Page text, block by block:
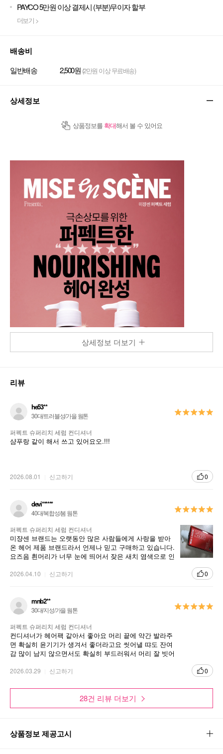
PAYCO 5만원 이상 결제시 (부분)무이자 할부
더보기 >
배송비
일반배송 2,500원 (2만원 이상 무료배송)
상세정보
상품정보를 확대해서 볼 수 있어요
상세정보 더보기
리뷰
he53**
30대/트러블성/가을 웜톤
퍼펙트 슈퍼리치 세럼 컨디셔너
샴푸랑 같이 해서 쓰고 있어요오.!!!
2026.08.01 신고하기 0
devi******
40대/복합성/봄 웜톤
퍼펙트 슈퍼리치 세럼 컨디셔너
미쟝센 브랜드는 오랫동안 많은 사람들에게 사랑을 받아
온 헤어 제품 브랜드라서 언제나 믿고 구매하고 있습니다.
요즈음 흰머리가 너무 눈에 띄어서 잦은 새치 염색으로 인
보았습니다. 부드러움이 남는 좋은 제품입니다.
2026.04.10 신고하기 0
mnb2**
30대/지성/가을 웜톤
퍼펙트 슈퍼리치 세럼 컨디셔너
컨디셔너가 헤어팩 같아서 좋아요 머리 끝에 약간 발라주
면 확실히 윤기기가 생겨서 좋더라고요 씻어낼 땨도 잔여
감 많이 남지 않으면서도 확실히 부드러워서 머리 잘 빗어
2026.03.29 신고하기 0
28건 리뷰 더보기
상품정보 제공고시